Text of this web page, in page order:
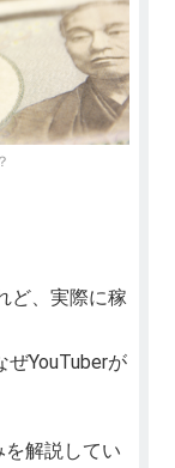
ど、実際に稼
YouTuberが
を解説してい